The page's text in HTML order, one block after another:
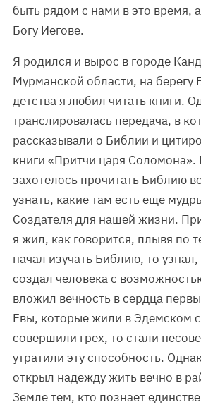
быть рядом с нами в это время,
Богу Иегове.
Я родился и вырос в городе
Мурманской области, на берегу
детства я любил читать книги.
транслировалась передача, в
рассказывали о Библии и
книги «Притчи царя Соломона».
захотелось прочитать Библию
узнать, какие там есть еще
Создателя для нашей жизни.
я жил, как говорится, плывя по
начал изучать Библию, то
создал человека с
вложил вечность в сердца
Евы, которые жили в Эдемском
совершили грех, то стали
утратили эту способность.
открыл надежду жить вечно в
Земле тем, кто познает